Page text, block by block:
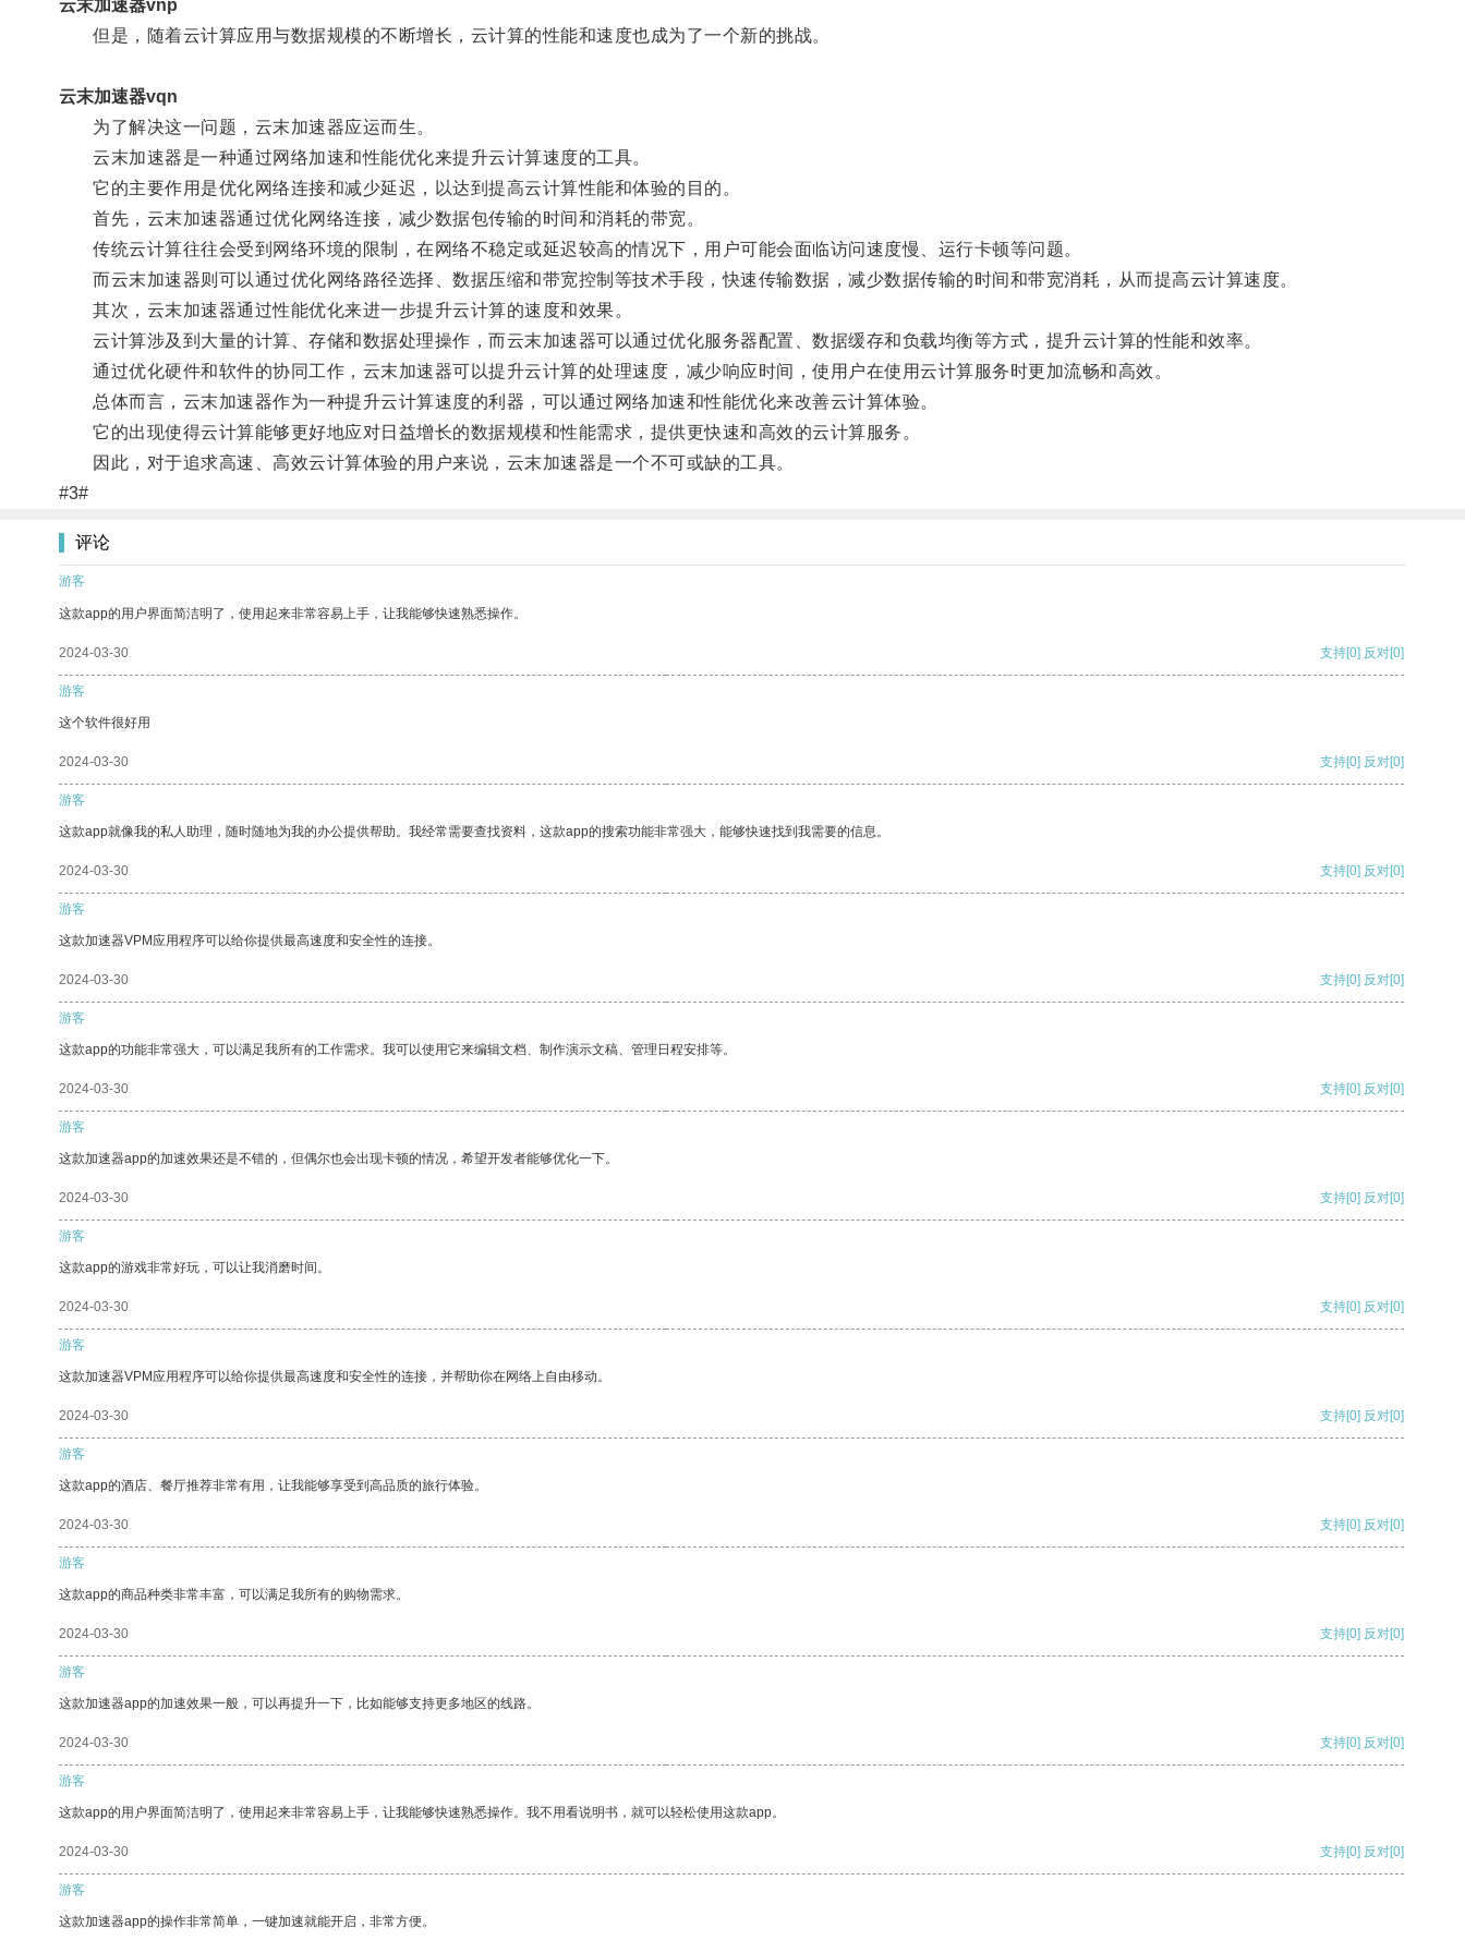
云末加速器vnp
但是，随着云计算应用与数据规模的不断增长，云计算的性能和速度也成为了一个新的挑战。
云末加速器vqn
为了解决这一问题，云末加速器应运而生。
云末加速器是一种通过网络加速和性能优化来提升云计算速度的工具。
它的主要作用是优化网络连接和减少延迟，以达到提高云计算性能和体验的目的。
首先，云末加速器通过优化网络连接，减少数据包传输的时间和消耗的带宽。
传统云计算往往会受到网络环境的限制，在网络不稳定或延迟较高的情况下，用户可能会面临访问速度慢、运行卡顿等问题。
而云末加速器则可以通过优化网络路径选择、数据压缩和带宽控制等技术手段，快速传输数据，减少数据传输的时间和带宽消耗，从而提高云计算速度。
其次，云末加速器通过性能优化来进一步提升云计算的速度和效果。
云计算涉及到大量的计算、存储和数据处理操作，而云末加速器可以通过优化服务器配置、数据缓存和负载均衡等方式，提升云计算的性能和效率。
通过优化硬件和软件的协同工作，云末加速器可以提升云计算的处理速度，减少响应时间，使用户在使用云计算服务时更加流畅和高效。
总体而言，云末加速器作为一种提升云计算速度的利器，可以通过网络加速和性能优化来改善云计算体验。
它的出现使得云计算能够更好地应对日益增长的数据规模和性能需求，提供更快速和高效的云计算服务。
因此，对于追求高速、高效云计算体验的用户来说，云末加速器是一个不可或缺的工具。
#3#
评论
游客
这款app的用户界面简洁明了，使用起来非常容易上手，让我能够快速熟悉操作。
2024-03-30 支持[0] 反对[0]
游客
这个软件很好用
2024-03-30 支持[0] 反对[0]
游客
这款app就像我的私人助理，随时随地为我的办公提供帮助。我经常需要查找资料，这款app的搜索功能非常强大，能够快速找到我需要的信息。
2024-03-30 支持[0] 反对[0]
游客
这款加速器VPM应用程序可以给你提供最高速度和安全性的连接。
2024-03-30 支持[0] 反对[0]
游客
这款app的功能非常强大，可以满足我所有的工作需求。我可以使用它来编辑文档、制作演示文稿、管理日程安排等。
2024-03-30 支持[0] 反对[0]
游客
这款加速器app的加速效果还是不错的，但偶尔也会出现卡顿的情况，希望开发者能够优化一下。
2024-03-30 支持[0] 反对[0]
游客
这款app的游戏非常好玩，可以让我消磨时间。
2024-03-30 支持[0] 反对[0]
游客
这款加速器VPM应用程序可以给你提供最高速度和安全性的连接，并帮助你在网络上自由移动。
2024-03-30 支持[0] 反对[0]
游客
这款app的酒店、餐厅推荐非常有用，让我能够享受到高品质的旅行体验。
2024-03-30 支持[0] 反对[0]
游客
这款app的商品种类非常丰富，可以满足我所有的购物需求。
2024-03-30 支持[0] 反对[0]
游客
这款加速器app的加速效果一般，可以再提升一下，比如能够支持更多地区的线路。
2024-03-30 支持[0] 反对[0]
游客
这款app的用户界面简洁明了，使用起来非常容易上手，让我能够快速熟悉操作。我不用看说明书，就可以轻松使用这款app。
2024-03-30 支持[0] 反对[0]
游客
这款加速器app的操作非常简单，一键加速就能开启，非常方便。